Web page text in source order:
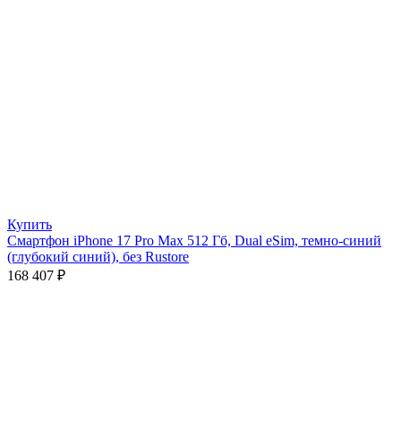
Купить
Смартфон iPhone 17 Pro Max 512 Гб, Dual eSim, темно-синий
(глубокий синий), без Rustore
168 407 ₽